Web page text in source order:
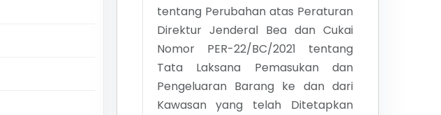
tentang Perubahan atas Peraturan
Direktur Jenderal Bea dan Cukai
Nomor PER-22/BC/2021 tentang
Tata Laksana Pemasukan dan
Pengeluaran Barang ke dan dari
Kawasan yang telah Ditetapkan